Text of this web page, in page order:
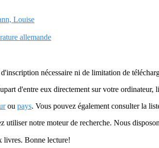
Louise
allemande
nécessaire ni de limitation de
d'entre eux directement sur votre ordinateur,
ou pays. Vous pouvez également consulter la
notre moteur de recherche. Nous
livres. Bonne lecture!